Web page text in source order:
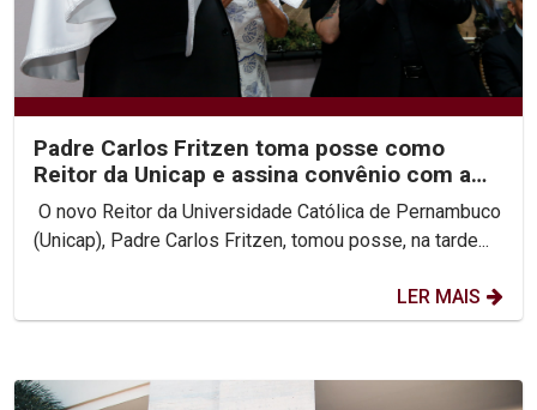
Padre Carlos Fritzen toma posse como
Reitor da Unicap e assina convênio com a
PUC-Rio
O novo Reitor da Universidade Católica de Pernambuco
(Unicap), Padre Carlos Fritzen, tomou posse, na tarde...
LER MAIS